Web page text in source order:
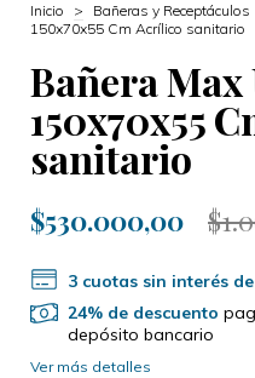
Inicio > Bañeras y Receptáculos
150x70x55 Cm Acrílico sanitario
Bañera Max
150x70x55
sanitario
$530.000,00
3 cuotas sin interés de
24% de descuento
depósito bancario
Ver más detalles